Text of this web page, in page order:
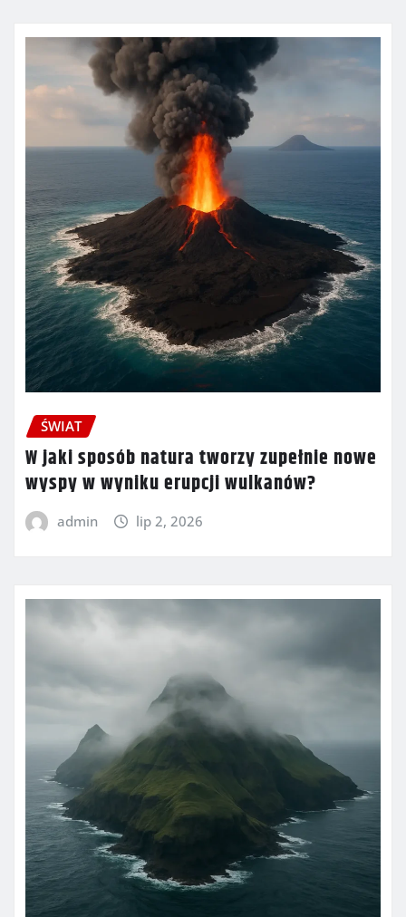
ŚWIAT
W jaki sposób natura tworzy zupełnie nowe
wyspy w wyniku erupcji wulkanów?
admin lip 2, 2026